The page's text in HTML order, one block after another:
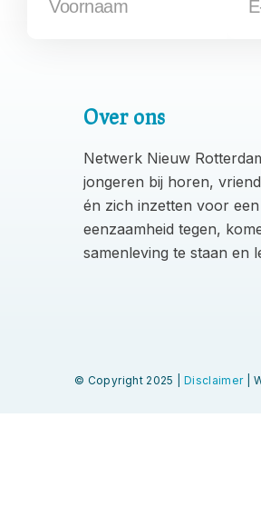
Over ons
Netwerk Nieuw
jongeren bij horen,
én zich inzetten voor
eenzaamheid tegen,
samenleving te staan en
© Copyright 2025 | Disclaimer|